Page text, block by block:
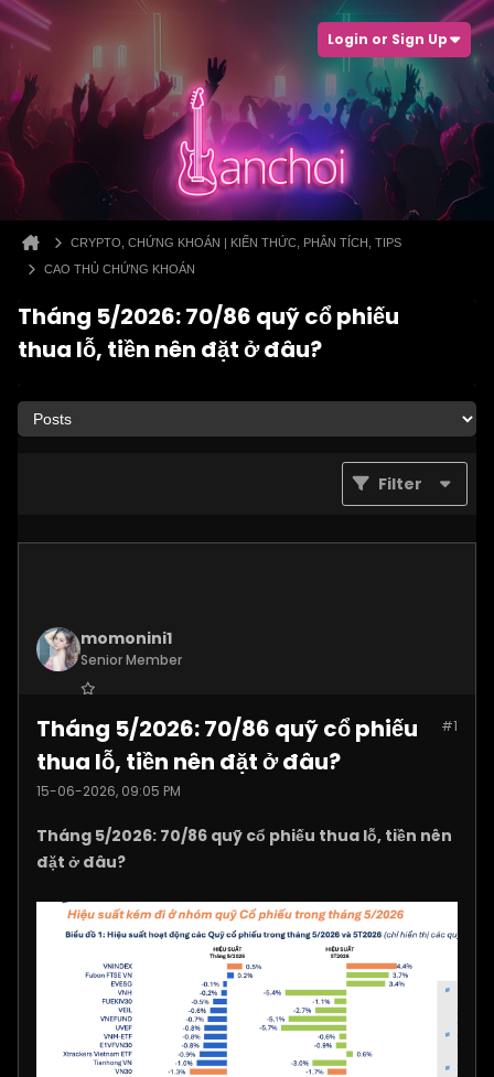
Login or Sign Up
CRYPTO, CHỨNG KHOÁN | KIẾN THỨC, PHÂN TÍCH, TIPS
CAO THỦ CHỨNG KHOÁN
Tháng 5/2026: 70/86 quỹ cổ phiếu
thua lỗ, tiền nên đặt ở đâu?
Filter
momonini1
Senior Member
Join Date:
Posts:5399 #1
Tháng 5/2026: 70/86 quỹ cổ phiếu
thua lỗ, tiền nên đặt ở đâu?
15-06-2026, 09:05 PM
Tháng 5/2026: 70/86 quỹ cổ phiếu thua lỗ, tiền nên
đặt ở đâu?